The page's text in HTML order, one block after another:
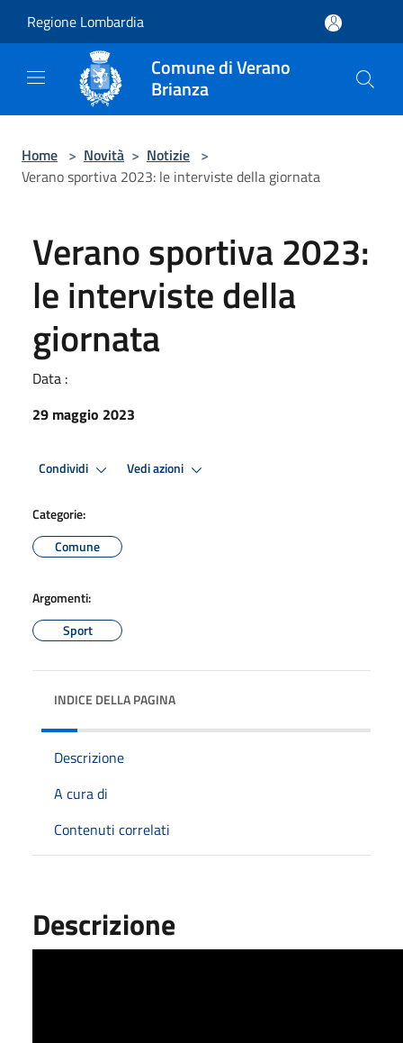
Regione Lombardia
Comune di Verano
Brianza
Home > Novità > Notizie >
Verano sportiva 2023: le interviste della giornata
Verano sportiva 2023:
le interviste della
giornata
Data :
29 maggio 2023
Condividi Vedi azioni
Categorie:
Comune
Argomenti:
Sport
INDICE DELLA PAGINA
Descrizione
A cura di
Contenuti correlati
Descrizione